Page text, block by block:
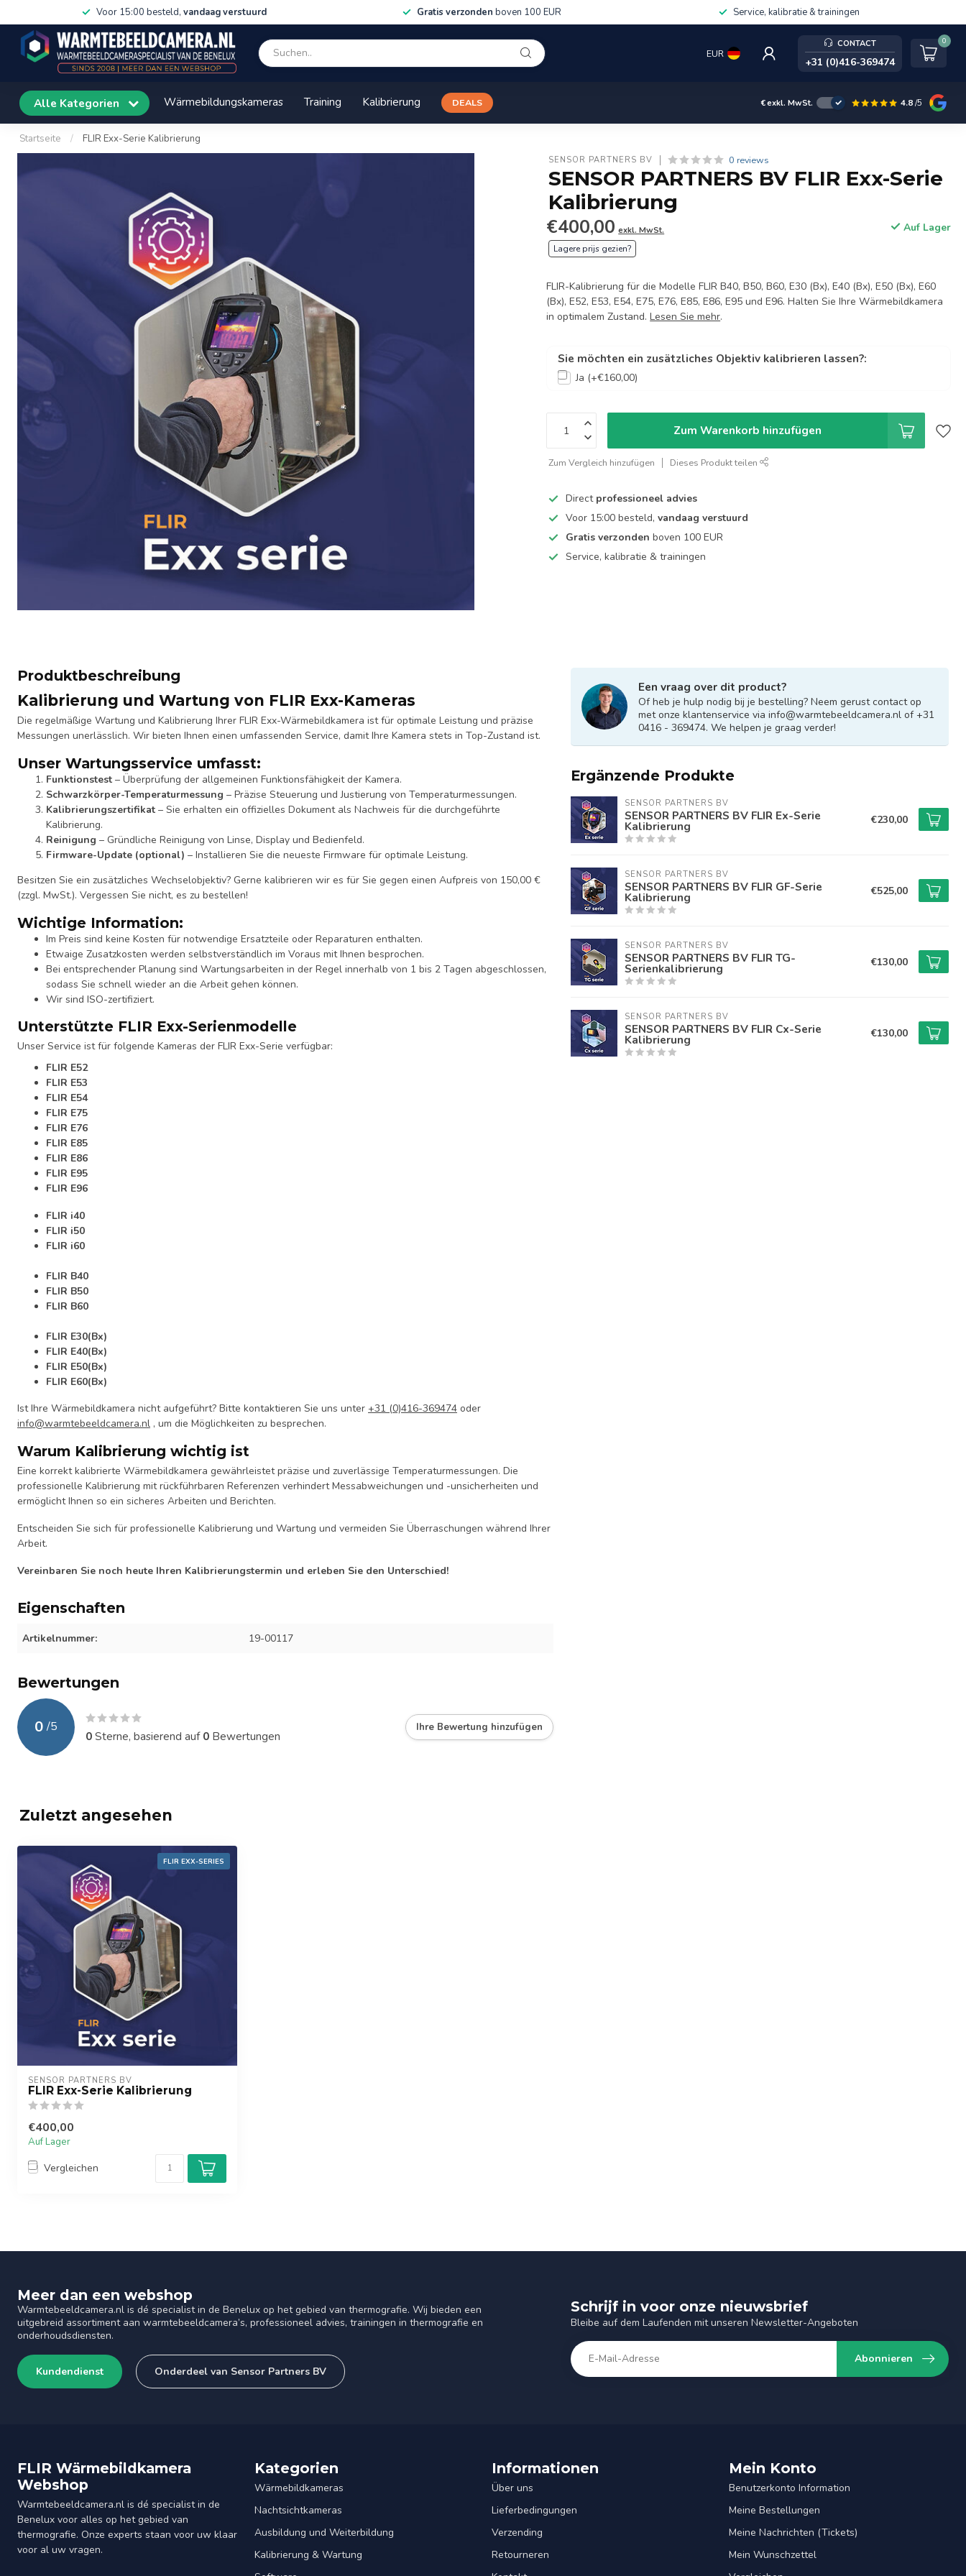
Voor 15:00 besteld, vandaag verstuurd Gratis verzonden boven 100 EUR Service, kalibratie & trainingen
EUR
CONTACT
+31 (0)416-369474
0
Alle Kategorien Wärmebildungskameras Training Kalibrierung DEALS €exkl. MwSt. 4.8/5
Startseite / FLIR Exx-Serie Kalibrierung
SENSOR PARTNERS BV 0 reviews
SENSOR PARTNERS BV FLIR Exx-Serie
Kalibrierung
€400,00 exkl. MwSt. Auf Lager
Lagere prijs gezien?
FLIR-Kalibrierung für die Modelle FLIR B40, B50, B60, E30 (Bx), E40 (Bx), E50 (Bx), E60
(Bx), E52, E53, E54, E75, E76, E85, E86, E95 und E96. Halten Sie Ihre Wärmebildkamera
in optimalem Zustand.Lesen Sie mehr.
Sie möchten ein zusätzliches Objektiv kalibrieren lassen?:
Ja (+€160,00)
Zum Warenkorb hinzufügen
Zum Vergleich hinzufügen Dieses Produkt teilen
Direct professioneel advies
Voor 15:00 besteld,vandaag verstuurd
Gratis verzonden boven 100 EUR
Service, kalibratie & trainingen
Produktbeschreibung
Kalibrierung und Wartung von FLIR Exx-Kameras
Die regelmäßige Wartung und Kalibrierung Ihrer FLIR Exx-Wärmebildkamera ist für optimale Leistung und präzise
Messungen unerlässlich. Wir bieten Ihnen einen umfassenden Service, damit Ihre Kamera stets in Top-Zustand ist.
Unser Wartungsservice umfasst:
Funktionstest – Überprüfung der allgemeinen Funktionsfähigkeit der Kamera.
Schwarzkörper-Temperaturmessung – Präzise Steuerung und Justierung von Temperaturmessungen.
Kalibrierungszertifikat – Sie erhalten ein offizielles Dokument als Nachweis für die durchgeführte
Kalibrierung.
Reinigung – Gründliche Reinigung von Linse, Display und Bedienfeld.
Firmware-Update (optional) – Installieren Sie die neueste Firmware für optimale Leistung.
Besitzen Sie ein zusätzliches Wechselobjektiv? Gerne kalibrieren wir es für Sie gegen einen Aufpreis von 150,00 €
(zzgl. MwSt.). Vergessen Sie nicht, es zu bestellen!
Wichtige Information:
Im Preis sind keine Kosten für notwendige Ersatzteile oder Reparaturen enthalten.
Etwaige Zusatzkosten werden selbstverständlich im Voraus mit Ihnen besprochen.
Bei entsprechender Planung sind Wartungsarbeiten in der Regel innerhalb von 1 bis 2 Tagen abgeschlossen,
sodass Sie schnell wieder an die Arbeit gehen können.
Wir sind ISO-zertifiziert.
Unterstützte FLIR Exx-Serienmodelle
Unser Service ist für folgende Kameras der FLIR Exx-Serie verfügbar:
FLIR E52
FLIR E53
FLIR E54
FLIR E75
FLIR E76
FLIR E85
FLIR E86
FLIR E95
FLIR E96
FLIR i40
FLIR i50
FLIR i60
FLIR B40
FLIR B50
FLIR B60
FLIR E30(Bx)
FLIR E40(Bx)
FLIR E50(Bx)
FLIR E60(Bx)
Ist Ihre Wärmebildkamera nicht aufgeführt? Bitte kontaktieren Sie uns unter +31 (0)416-369474 oder
info@warmtebeeldcamera.nl , um die Möglichkeiten zu besprechen.
Warum Kalibrierung wichtig ist
Eine korrekt kalibrierte Wärmebildkamera gewährleistet präzise und zuverlässige Temperaturmessungen. Die
professionelle Kalibrierung mit rückführbaren Referenzen verhindert Messabweichungen und -unsicherheiten und
ermöglicht Ihnen so ein sicheres Arbeiten und Berichten.
Entscheiden Sie sich für professionelle Kalibrierung und Wartung und vermeiden Sie Überraschungen während Ihrer
Arbeit.
Vereinbaren Sie noch heute Ihren Kalibrierungstermin und erleben Sie den Unterschied!
Eigenschaften
Artikelnummer: 19-00117
Bewertungen
0 /5
0Sterne, basierend auf0 Bewertungen
Ihre Bewertung hinzufügen
Een vraag over dit product?
Of heb je hulp nodig bij je bestelling? Neem gerust contact op
met onze klantenservice via info@warmtebeeldcamera.nl of +31
0416 - 369474. We helpen je graag verder!
Ergänzende Produkte
SENSOR PARTNERS BV
SENSOR PARTNERS BV FLIR Ex-Serie
Kalibrierung €230,00
SENSOR PARTNERS BV
SENSOR PARTNERS BV FLIR GF-Serie
Kalibrierung €525,00
SENSOR PARTNERS BV
SENSOR PARTNERS BV FLIR TG-
Serienkalibrierung €130,00
SENSOR PARTNERS BV
SENSOR PARTNERS BV FLIR Cx-Serie
Kalibrierung €130,00
Zuletzt angesehen
FLIR EXX-SERIES
SENSOR PARTNERS BV
FLIR Exx-Serie Kalibrierung
€400,00
Auf Lager
Vergleichen
Meer dan een webshop
Warmtebeeldcamera.nl is dé specialist in de Benelux op het gebied van thermografie. Wij bieden een
uitgebreid assortiment aan warmtebeeldcamera’s, professioneel advies, trainingen in thermografie en
onderhoudsdiensten.
Kundendienst Onderdeel van Sensor Partners BV
Schrijf in voor onze nieuwsbrief
Bleibe auf dem Laufenden mit unseren Newsletter-Angeboten
Abonnieren
FLIR Wärmebildkamera
Webshop
Warmtebeeldcamera.nl is dé specialist in de
Benelux voor alles op het gebied van
thermografie. Onze experts staan voor uw klaar
voor al uw vragen.
Kategorien
Wärmebildkameras
Nachtsichtkameras
Ausbildung und Weiterbildung
Kalibrierung & Wartung
Informationen
Über uns
Lieferbedingungen
Verzending
Retourneren
Mein Konto
Benutzerkonto Information
Meine Bestellungen
Meine Nachrichten (Tickets)
Mein Wunschzettel